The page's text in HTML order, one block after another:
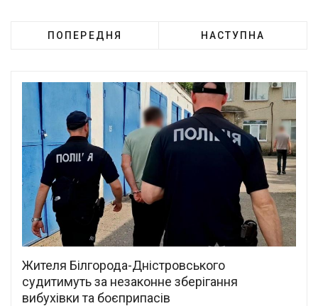
ПОПЕРЕДНЯ НАСТУПНА
Жителя Білгорода-Дністровського
судитимуть за незаконне зберігання
вибухівки та боєприпасів